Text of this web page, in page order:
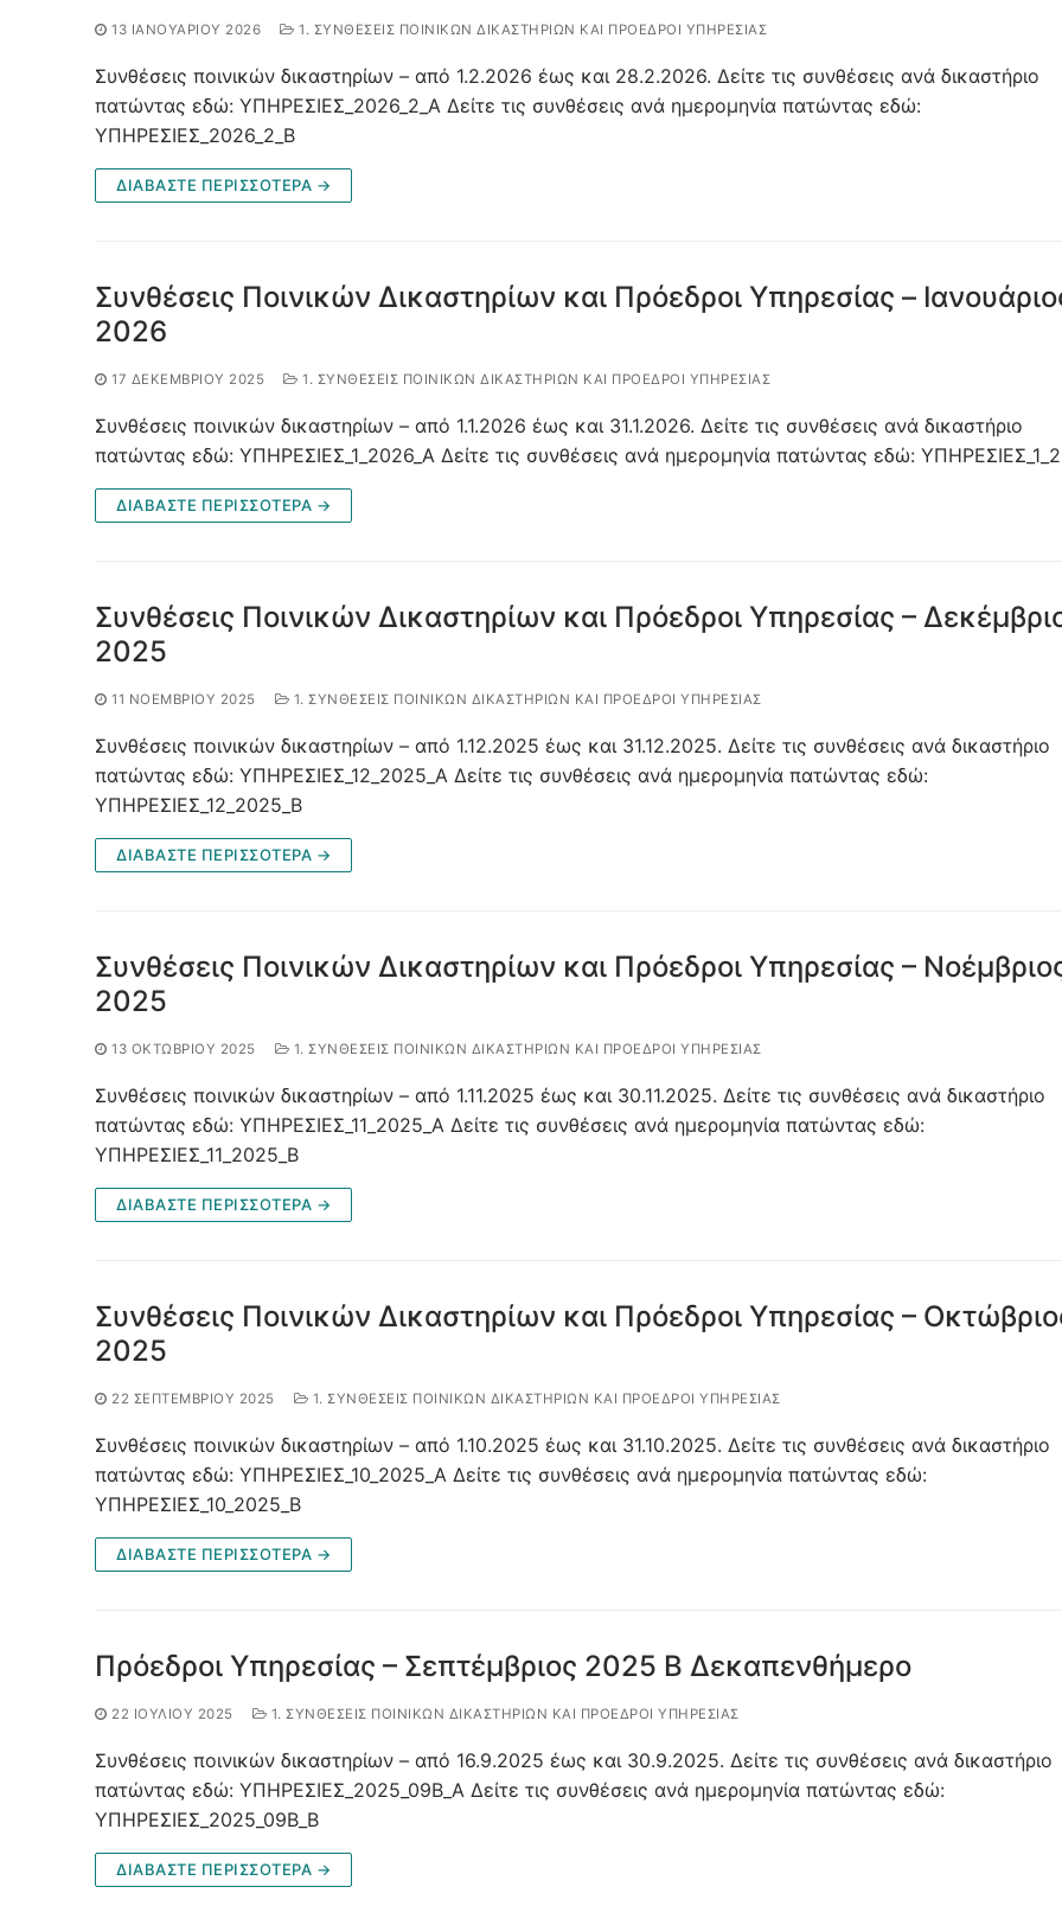
13 ΙΑΝΟΥΑΡΊΟΥ 2026 1. ΣΥΝΘΈΣΕΙΣ ΠΟΙΝΙΚΏΝ ΔΙΚΑΣΤΗΡΊΩΝ ΚΑΙ ΠΡΌΕΔΡΟΙ ΥΠΗΡΕΣΊΑΣ
Συνθέσεις ποινικών δικαστηρίων – από 1.2.2026 έως και 28.2.2026. Δείτε τις συνθέσεις ανά δικαστήριο
πατώντας εδώ: ΥΠΗΡΕΣΙΕΣ_2026_2_Α Δείτε τις συνθέσεις ανά ημερομηνία πατώντας εδώ:
ΥΠΗΡΕΣΙΕΣ_2026_2_Β
ΔΙΑΒΑΣΤΕ ΠΕΡΙΣΣΟΤΕΡΑ →
Συνθέσεις Ποινικών Δικαστηρίων και Πρόεδροι Υπηρεσίας –
2026
17 ΔΕΚΕΜΒΡΊΟΥ 2025 1. ΣΥΝΘΈΣΕΙΣ ΠΟΙΝΙΚΏΝ ΔΙΚΑΣΤΗΡΊΩΝ ΚΑΙ ΠΡΌΕΔΡΟΙ ΥΠΗΡΕΣΊΑΣ
Συνθέσεις ποινικών δικαστηρίων – από 1.1.2026 έως και 31.1.2026. Δείτε τις συνθέσεις ανά δικαστήριο
πατώντας εδώ: ΥΠΗΡΕΣΙΕΣ_1_2026_A Δείτε τις συνθέσεις ανά ημερομηνία πατώντας εδώ:
ΔΙΑΒΑΣΤΕ ΠΕΡΙΣΣΟΤΕΡΑ →
Συνθέσεις Ποινικών Δικαστηρίων και Πρόεδροι Υπηρεσίας –
2025
11 ΝΟΕΜΒΡΊΟΥ 2025 1. ΣΥΝΘΈΣΕΙΣ ΠΟΙΝΙΚΏΝ ΔΙΚΑΣΤΗΡΊΩΝ ΚΑΙ ΠΡΌΕΔΡΟΙ ΥΠΗΡΕΣΊΑΣ
Συνθέσεις ποινικών δικαστηρίων – από 1.12.2025 έως και 31.12.2025. Δείτε τις συνθέσεις ανά δικαστήριο
πατώντας εδώ: ΥΠΗΡΕΣΙΕΣ_12_2025_Α Δείτε τις συνθέσεις ανά ημερομηνία πατώντας εδώ:
ΥΠΗΡΕΣΙΕΣ_12_2025_B
ΔΙΑΒΑΣΤΕ ΠΕΡΙΣΣΟΤΕΡΑ →
Συνθέσεις Ποινικών Δικαστηρίων και Πρόεδροι Υπηρεσίας –
2025
13 ΟΚΤΩΒΡΊΟΥ 2025 1. ΣΥΝΘΈΣΕΙΣ ΠΟΙΝΙΚΏΝ ΔΙΚΑΣΤΗΡΊΩΝ ΚΑΙ ΠΡΌΕΔΡΟΙ ΥΠΗΡΕΣΊΑΣ
Συνθέσεις ποινικών δικαστηρίων – από 1.11.2025 έως και 30.11.2025. Δείτε τις συνθέσεις ανά δικαστήριο
πατώντας εδώ: ΥΠΗΡΕΣΙΕΣ_11_2025_Α Δείτε τις συνθέσεις ανά ημερομηνία πατώντας εδώ:
ΥΠΗΡΕΣΙΕΣ_11_2025_Β
ΔΙΑΒΑΣΤΕ ΠΕΡΙΣΣΟΤΕΡΑ →
Συνθέσεις Ποινικών Δικαστηρίων και Πρόεδροι Υπηρεσίας –
2025
22 ΣΕΠΤΕΜΒΡΊΟΥ 2025 1. ΣΥΝΘΈΣΕΙΣ ΠΟΙΝΙΚΏΝ ΔΙΚΑΣΤΗΡΊΩΝ ΚΑΙ ΠΡΌΕΔΡΟΙ ΥΠΗΡΕΣΊΑΣ
Συνθέσεις ποινικών δικαστηρίων – από 1.10.2025 έως και 31.10.2025. Δείτε τις συνθέσεις ανά δικαστήριο
πατώντας εδώ: ΥΠΗΡΕΣΙΕΣ_10_2025_Α Δείτε τις συνθέσεις ανά ημερομηνία πατώντας εδώ:
ΥΠΗΡΕΣΙΕΣ_10_2025_Β
ΔΙΑΒΑΣΤΕ ΠΕΡΙΣΣΟΤΕΡΑ →
Πρόεδροι Υπηρεσίας – Σεπτέμβριος 2025 Β Δεκαπενθήμερο
22 ΙΟΥΛΊΟΥ 2025 1. ΣΥΝΘΈΣΕΙΣ ΠΟΙΝΙΚΏΝ ΔΙΚΑΣΤΗΡΊΩΝ ΚΑΙ ΠΡΌΕΔΡΟΙ ΥΠΗΡΕΣΊΑΣ
Συνθέσεις ποινικών δικαστηρίων – από 16.9.2025 έως και 30.9.2025. Δείτε τις συνθέσεις ανά δικαστήριο
πατώντας εδώ: ΥΠΗΡΕΣΙΕΣ_2025_09B_A Δείτε τις συνθέσεις ανά ημερομηνία πατώντας εδώ:
ΥΠΗΡΕΣΙΕΣ_2025_09B_B
ΔΙΑΒΑΣΤΕ ΠΕΡΙΣΣΟΤΕΡΑ →